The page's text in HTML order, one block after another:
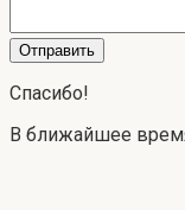
Спасибо!
В ближайшее